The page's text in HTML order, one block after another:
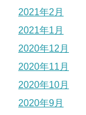
2021年2月
2021年1月
2020年12月
2020年11月
2020年10月
2020年9月